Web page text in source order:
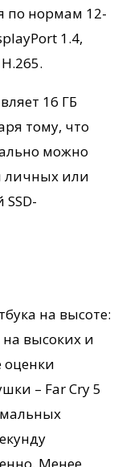
по нормам 12-
1.4,
16 ГБ
тому, что
можно
личных или
на высоте:
высоких и
оценки
– Far Cry 5